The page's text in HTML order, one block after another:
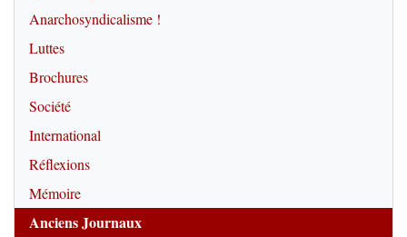
Anarchosyndicalisme !
Luttes
Brochures
Société
International
Réflexions
Mémoire
Anciens Journaux